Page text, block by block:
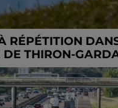
RÉPÉTITION
DE THIRON-